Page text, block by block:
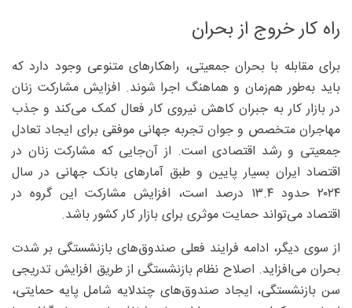
راه کار خروج از بحران
برای مقابله با بحران جمعیتی، راهکارهای متنوعی وجود دارد که
باید به‌طور هم‌زمان و هماهنگ اجرا شوند. افزایش مشارکت زنان
در بازار کار به جبران کاهش نیروی کار فعال کمک می‌کند و جذب
مهاجران متخصص و جوان تجربه جهانی موفقی برای ایجاد تعادل
جمعیتی و رشد اقتصادی است. از آن‌جایی که مشارکت زنان در
اقتصاد ایران بسیار پایین و طبق آمارهای بانک جهانی در سال
۲۰۲۴ حدود ۱۳.۴ درصد است، افزایش مشارکت این گروه در
اقتصاد می‌تواند حمایت موثری برای بازار کار کشور باشد.
از سوی دیگر، ادامه فرایند فعلی صندوق‌های بازنشستگی بر شدت
بحران می‌افزاید. اصلاح نظام بازنشستگی از طریق افزایش تدریجی
سن بازنشستگی، ایجاد صندوق‌های چندلایه شامل پایه حمایتی،